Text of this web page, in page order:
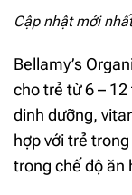
Cập nhật mới
Bellamy’s
cho trẻ từ 6 –
dinh dưỡng,
hợp với trẻ
trong chế độ ăn